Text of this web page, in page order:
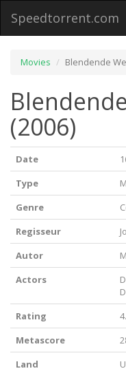
Speedtorrent.com
Movies Blendende
(2006)
Date
Type
Genre
Regisseur
Autor
Actors
Rating
Metascore
Land